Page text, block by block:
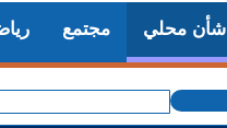
مجتمع شأن محلي